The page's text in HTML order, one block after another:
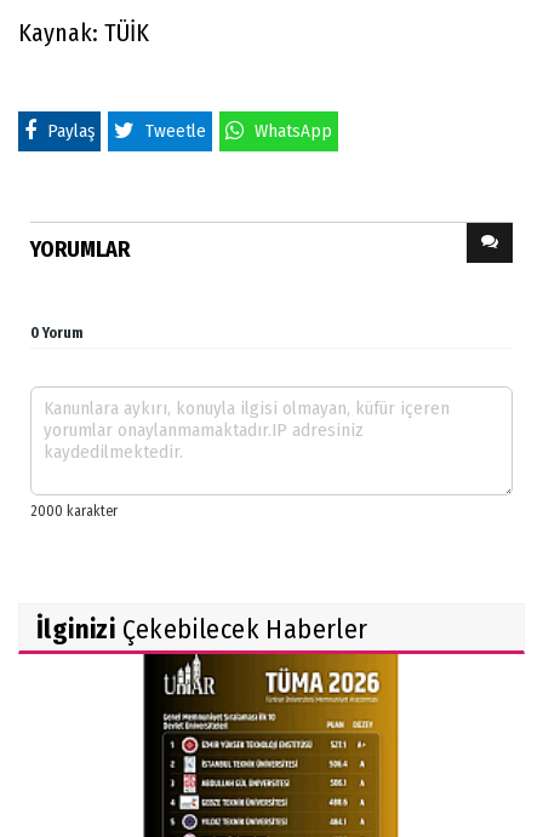
Kaynak: TÜİK
Paylaş Tweetle WhatsApp
YORUMLAR
0 Yorum
İlginizi Çekebilecek Haberler